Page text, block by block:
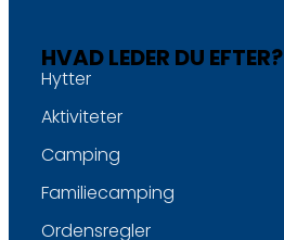
HVAD LEDER DU EFTER?
Hytter
Aktiviteter
Camping
Familiecamping
Ordensregler